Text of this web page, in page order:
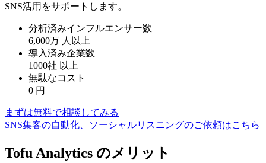
SNS活用をサポートします。
分析済みインフルエンサー数
6,000万 人以上
導入済み企業数
1000社 以上
無駄なコスト
0 円
まずは無料で相談してみる
SNS集客の自動化、ソーシャルリスニングのご依頼はこちら
Tofu Analytics のメリット